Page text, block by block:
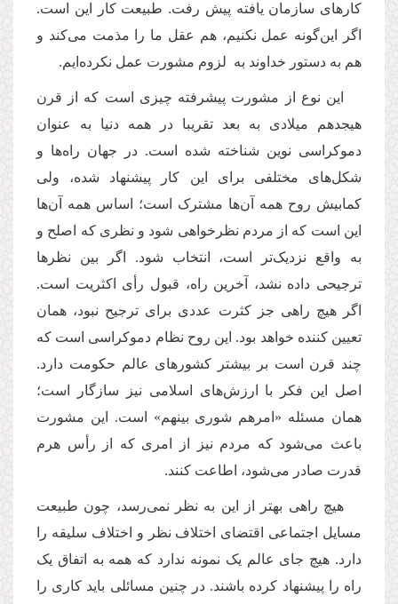
کارهای سازمان یافته پیش رفت. طبیعت کار این است.
اگر این‌گونه عمل نکنیم، هم عقل ما را مذمت می‌کند و
هم به دستور خداوند به لزوم مشورت عمل نکرده‌ایم.
این نوع از مشورت پیشرفته چیزی است که از قرن
هیجدهم میلادی به بعد تقریبا در همه دنیا به عنوان
دموکراسی نوین شناخته شده است. در جهان راه‌ها و
شکل‌های مختلفی برای این‌ کار پیشنهاد شده، ولی
کمابیش روح همه آن‌ها مشترک است؛ اساس همه آن‌ها
این است که از مردم نظرخواهی شود و نظری که اصلح و
به واقع نزدیک‌تر است، انتخاب شود. اگر بین نظرها
ترجیحی داده نشد،‌ آخرین راه، قبول رأی اکثریت است.
اگر هیچ راهی جز کثرت عددی برای ترجیح نبود،‌ همان
تعیین کننده خواهد بود. این روح نظام دموکراسی است که
چند قرن است بر بیشتر کشورهای عالم حکومت دارد.
اصل این فکر با ارزش‌های اسلامی نیز سازگار است؛
همان مسئله «امرهم شوری بینهم» است. این مشورت
باعث می‌شود که مردم نیز از امری که از رأس هرم
قدرت صادر می‌شود، اطاعت کنند.
هیچ راهی بهتر از این به نظر نمی‌رسد،‌ چون طبیعت
مسایل اجتماعی اقتضای اختلاف نظر و اختلاف سلیقه را
دارد. هیچ جای عالم یک نمونه ندارد که همه به اتفاق یک
راه را پیشنهاد کرده باشند. در چنین مسائلی باید کاری را